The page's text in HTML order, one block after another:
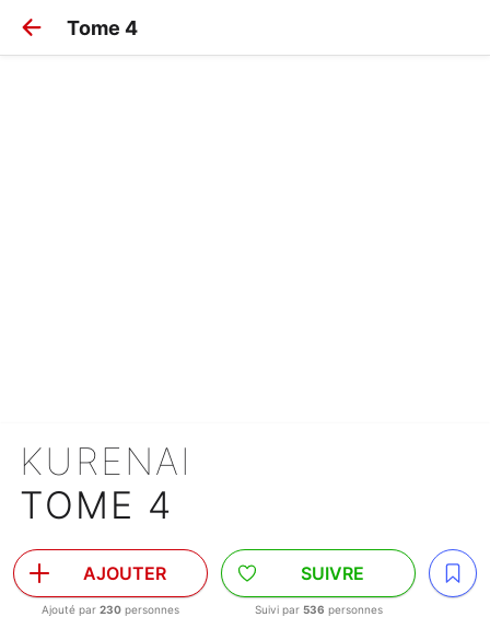
Tome 4
KURENAI
TOME 4
AJOUTER
Ajouté par 230 personnes
SUIVRE
Suivi par 536 personnes